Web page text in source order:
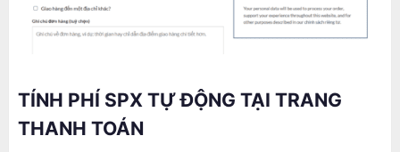
TÍNH PHÍ SPX TỰ ĐỘNG TẠI TRANG
THANH TOÁN